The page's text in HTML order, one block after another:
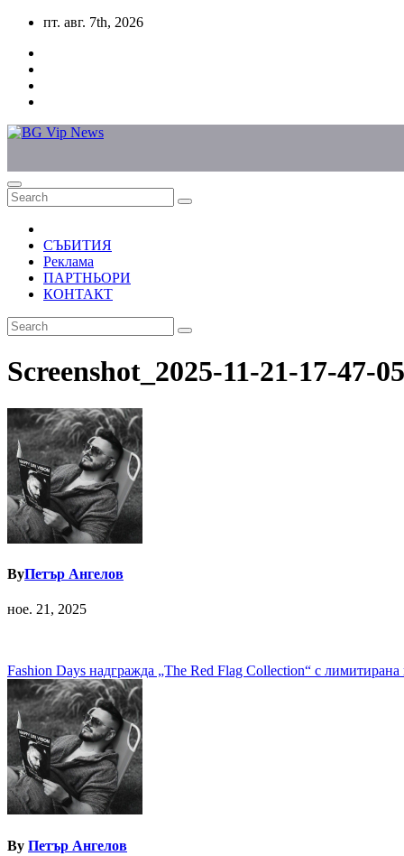
Skip
content
пт. авг. 7th, 2026
СЪБИТИЯ
Реклама
ПАРТНЬОРИ
КОНТАКТ
Screenshot_2025-11-21-17-47-
ByПетър Ангелов
ное. 21, 2025
Навигация
Fashion Days надгражда „The Red Flag Collection“ с
By Петър Ангелов